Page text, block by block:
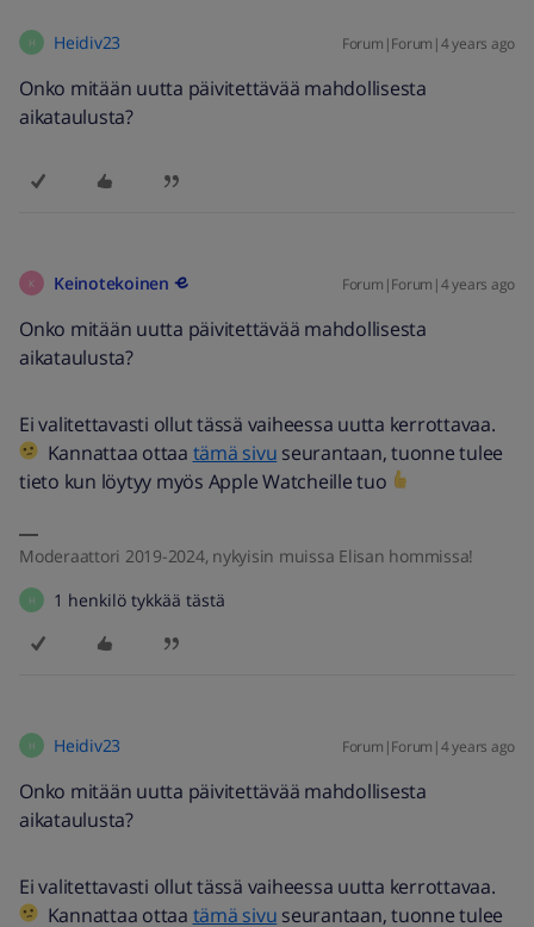
H Heidiv23 Forum|Forum|4 years ago
Onko mitään uutta päivitettävää mahdollisesta
aikataulusta?
K Keinotekoinen Forum|Forum|4 years ago
Onko mitään uutta päivitettävää mahdollisesta
aikataulusta?
Ei valitettavasti ollut tässä vaiheessa uutta kerrottavaa.
Kannattaa ottaa tämä sivu seurantaan, tuonne tulee
tieto kun löytyy myös Apple Watcheille tuo
Moderaattori 2019-2024, nykyisin muissa Elisan hommissa!
H 1 henkilö tykkää tästä
H Heidiv23 Forum|Forum|4 years ago
Onko mitään uutta päivitettävää mahdollisesta
aikataulusta?
Ei valitettavasti ollut tässä vaiheessa uutta kerrottavaa.
Kannattaa ottaa tämä sivu seurantaan, tuonne tulee